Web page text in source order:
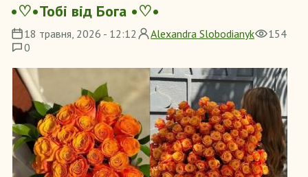
•♡•Тобі від Бога •♡•
18 травня, 2026 - 12:12 Alexandra Slobodianyk
154
0